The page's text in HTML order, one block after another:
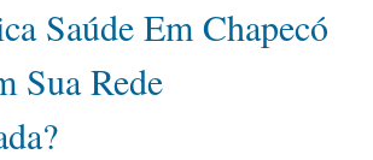
Saúde Em Chapecó
Sua Rede